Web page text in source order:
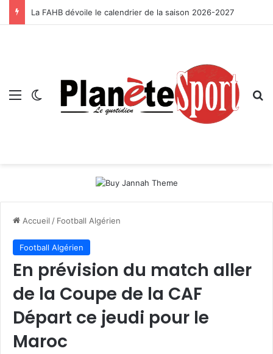
La FAHB dévoile le calendrier de la saison 2026-2027
Menu Switch skin
Accueil / Football Algérien
Football Algérien
En prévision du match aller
de la Coupe de la CAF
Départ ce jeudi pour le
Maroc